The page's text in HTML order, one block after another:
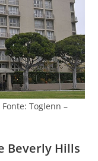
Fonte: Toglenn –
Beverly Hills